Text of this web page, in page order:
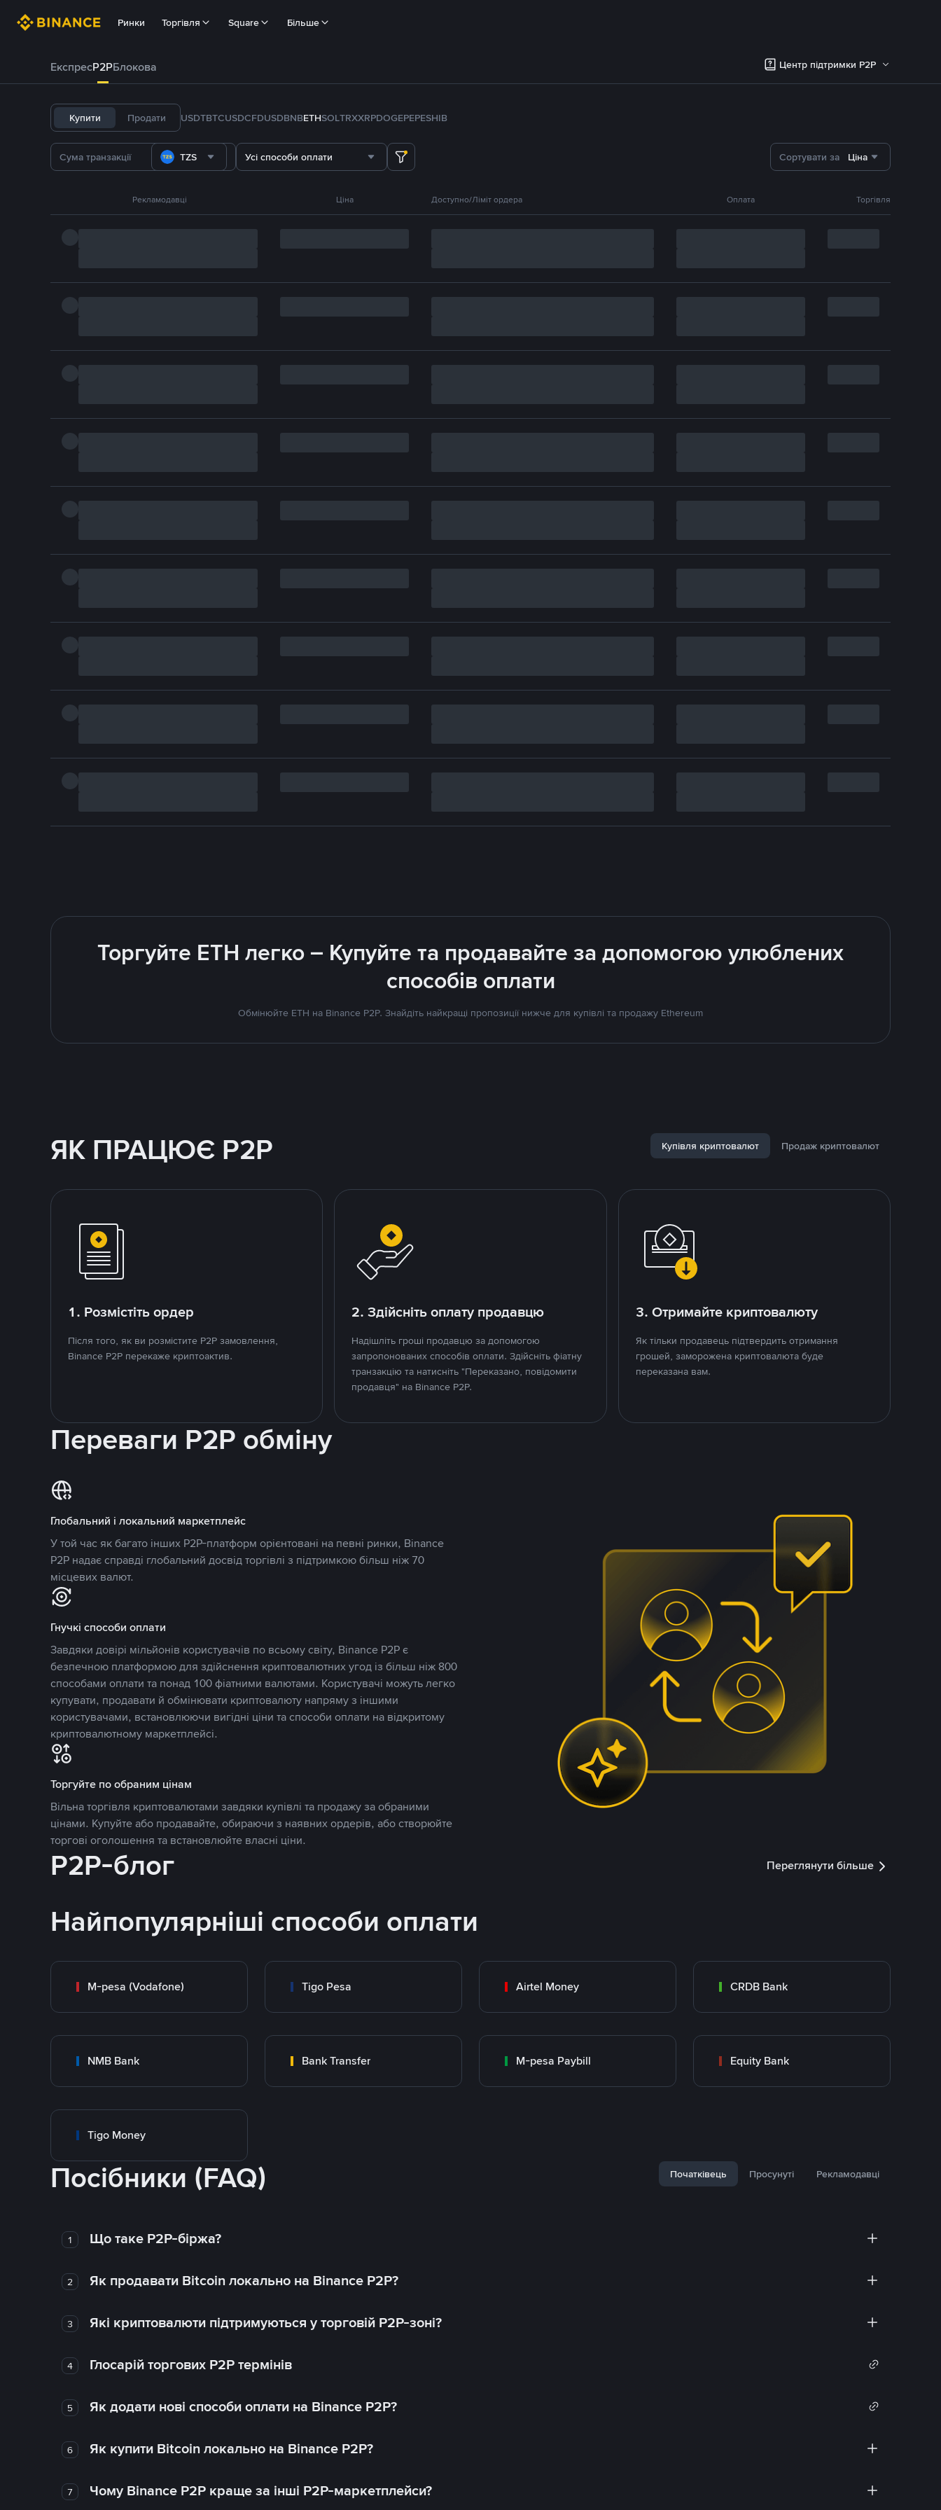
Ринки Торгівля Square Більше
ЕкспресP2PБлокова Центр підтримки P2P
Купити Продати USDTBTCUSDCFDUSDBNBETHSOLTRXXRPDOGEPEPESHIB
TZS Усі способи оплати Сортувати за Ціна
Рекламодавці Ціна Доступно/Ліміт ордера Оплата Торгівля
Торгуйте ETH легко – Купуйте та продавайте за допомогою улюблених
способів оплати
Обмінюйте ETH на Binance P2P. Знайдіть найкращі пропозиції нижче для купівлі та продажу Ethereum
ЯК ПРАЦЮЄ P2P Купівля криптовалют Продаж криптовалют
1. Розмістіть ордер
Після того, як ви розмістите P2P замовлення,
Binance P2P перекаже криптоактив.
2. Здійсніть оплату продавцю
Надішліть гроші продавцю за допомогою
запропонованих способів оплати. Здійсніть фіатну
транзакцію та натисніть "Переказано, повідомити
продавця" на Binance P2P.
3. Отримайте криптовалюту
Як тільки продавець підтвердить отримання
грошей, заморожена криптовалюта буде
переказана вам.
Переваги P2P обміну
Глобальний і локальний маркетплейс
У той час як багато інших P2P-платформ орієнтовані на певні ринки, Binance
P2P надає справді глобальний досвід торгівлі з підтримкою більш ніж 70
місцевих валют.
Гнучкі способи оплати
Завдяки довірі мільйонів користувачів по всьому світу, Binance P2P є
безпечною платформою для здійснення криптовалютних угод із більш ніж 800
способами оплати та понад 100 фіатними валютами. Користувачі можуть легко
купувати, продавати й обмінювати криптовалюту напряму з іншими
користувачами, встановлюючи вигідні ціни та способи оплати на відкритому
криптовалютному маркетплейсі.
Торгуйте по обраним цінам
Вільна торгівля криптовалютами завдяки купівлі та продажу за обраними
цінами. Купуйте або продавайте, обираючи з наявних ордерів, або створюйте
торгові оголошення та встановлюйте власні ціни.
P2P-блог Переглянути більше
Найпопулярніші способи оплати
M-pesa (Vodafone) Tigo Pesa Airtel Money CRDB Bank
NMB Bank Bank Transfer M-pesa Paybill Equity Bank
Tigo Money
Посібники (FAQ) Початківець Просунуті Рекламодавці
1 Що таке P2P-біржа?
2 Як продавати Bitcoin локально на Binance P2P?
3 Які криптовалюти підтримуються у торговій P2P-зоні?
4 Глосарій торгових P2P термінів
5 Як додати нові способи оплати на Binance P2P?
6 Як купити Bitcoin локально на Binance P2P?
7 Чому Binance P2P краще за інші P2P-маркетплейси?